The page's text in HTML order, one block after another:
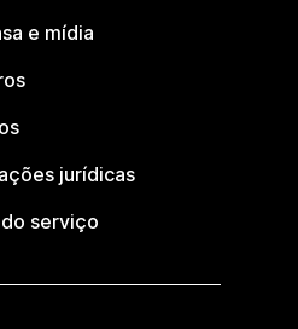
e mídia
jurídicas
serviço